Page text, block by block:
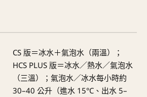
CS 版＝冰水＋氣泡水（兩溫）；
HCS PLUS 版＝冰水／熱水／氣泡水
（三溫）；氣泡水／冰水每小時約
30–40 公升（進水 15°C、出水 5–